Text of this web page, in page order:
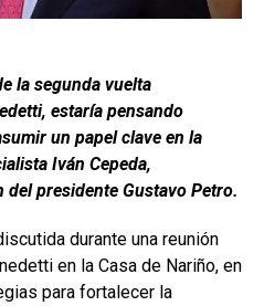
la segunda vuelta
estaría pensando
un papel clave en la
Iván Cepeda,
presidente Gustavo Petro.
durante una reunión
en la Casa de Nariño, en
para fortalecer la